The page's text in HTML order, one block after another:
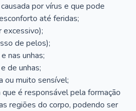
por vírus e que pode
até feridas;
excessivo);
de pelos);
nas unhas;
de unhas;
ou muito sensível;
que é responsável pela formação
regiões do corpo, podendo ser